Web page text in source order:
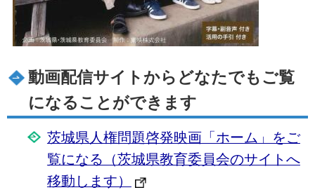
動画配信サイトからどなたでもご覧
になることができます
茨城県人権問題啓発映画「ホーム」をご
覧になる（茨城県教育委員会のサイトへ
移動します）